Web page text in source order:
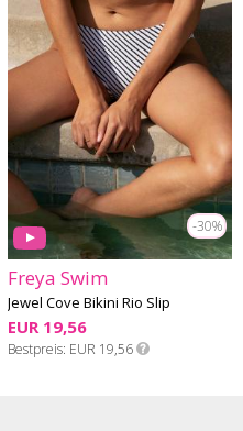
-30%
Freya Swim
Jewel Cove Bikini Rio Slip
EUR 19,56
Bestpreis EUR 19,56